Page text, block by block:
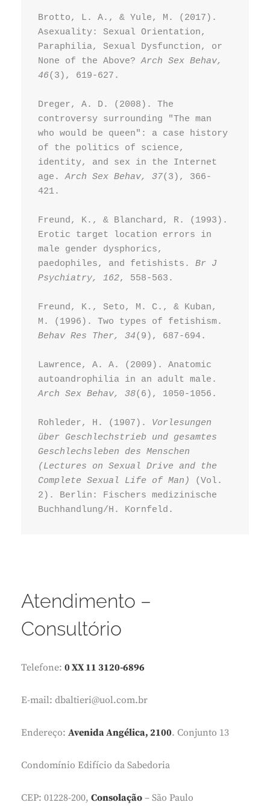
Brotto, L. A., & Yule, M. (2017).
Asexuality: Sexual Orientation,
Paraphilia, Sexual Dysfunction, or
None of the Above? Arch Sex Behav,
46(3), 619-627.
Dreger, A. D. (2008). The
controversy surrounding "The man
who would be queen": a case history
of the politics of science,
identity, and sex in the Internet
age. Arch Sex Behav, 37(3), 366-
421.
Freund, K., & Blanchard, R. (1993).
Erotic target location errors in
male gender dysphorics,
paedophiles, and fetishists. Br J
Psychiatry, 162, 558-563.
Freund, K., Seto, M. C., & Kuban,
Behav Res Ther, 34(9), 687-694.
Lawrence, A. A. (2009). Anatomic
Arch Sex Behav, 38(6), 1050-1056.
Rohleder, H. (1907). Vorlesungen
über Geschlechstrieb und gesamtes
Geschlechsleben des Menschen
(Lectures on Sexual Drive and the
Complete Sexual Life of Man)
(Vol.
2). Berlin: Fischers medizinische
Buchhandlung/H. Kornfeld.
Atendimento –
Consultório
Telefone: 0 XX 11 3120-6896
E-mail: dbaltieri@uol.com.br
Endereço: Avenida Angélica, 2100. Conjunto 13
Condomínio Edifício da Sabedoria
CEP: 01228-200, Consolação – São Paulo